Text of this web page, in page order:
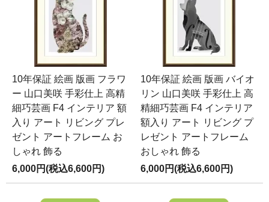
10年保証 絵画 版画 フラワ
ー 山口美咲 手彩仕上 高精
細巧芸画 F4 インテリア 額
入り アート リビング プレ
ゼント アートフレーム お
しゃれ 飾る
6,000円(税込6,600円)
10年保証 絵画 版画 バイオ
リン 山口美咲 手彩仕上 高
精細巧芸画 F4 インテリア
額入り アート リビング プ
レゼント アートフレーム
おしゃれ 飾る
6,000円(税込6,600円)